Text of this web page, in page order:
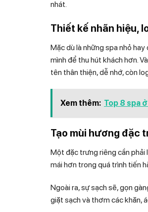
nhát.
Thiết kế nhãn hiệu,
Mặc dù là những spa nhỏ
mình để thu hút khách hơn.
tên thân thiện, dễ nhớ, còn
Xem thêm: Top 8 spa
Tạo mùi hương đặc
Một đặc trưng riêng cần phải
mái hơn trong quá trình tiến
Ngoài ra, sự sạch sẽ, gọn
giặt sạch và thơm các khăn,